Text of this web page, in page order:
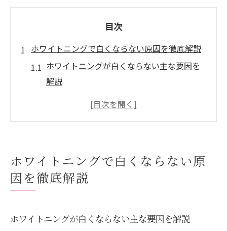
目次
ホワイトニングで白くならない原因を徹底解説
ホワイトニングが白くならない主な要因を
解説
歯質や生活習慣でホワイトニング効果が変
出る理由
オフィスとホームホワイトニングの違いと
理想の白さへ導くホワイトニングの選び方
ホワイトニングで白くならない原
因を徹底解説
ホワイトニングが白くならない主な要因を解説